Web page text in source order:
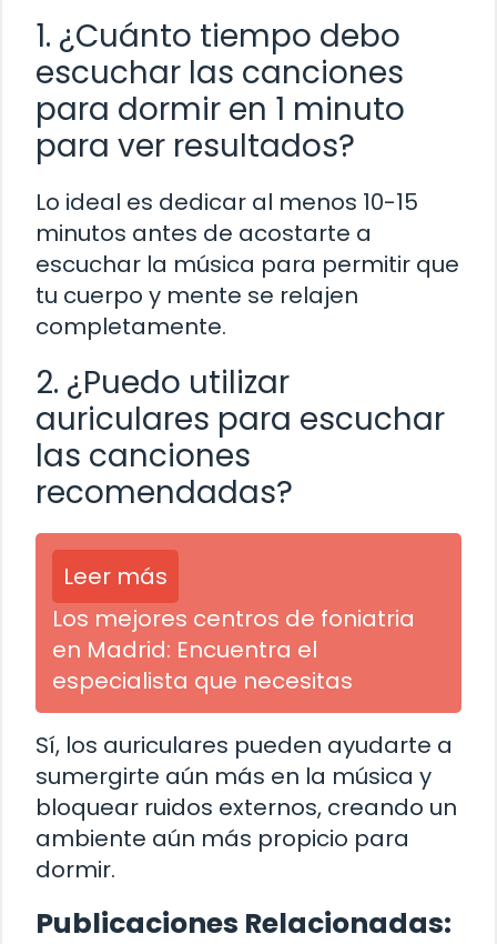
1. ¿Cuánto tiempo debo
escuchar las canciones
para dormir en 1 minuto
para ver resultados?
Lo ideal es dedicar al menos 10-15
minutos antes de acostarte a
escuchar la música para permitir que
tu cuerpo y mente se relajen
completamente.
2. ¿Puedo utilizar
auriculares para escuchar
las canciones
recomendadas?
Leer más
Los mejores centros de foniatria
en Madrid: Encuentra el
especialista que necesitas
Sí, los auriculares pueden ayudarte a
sumergirte aún más en la música y
bloquear ruidos externos, creando un
ambiente aún más propicio para
dormir.
Publicaciones Relacionadas: